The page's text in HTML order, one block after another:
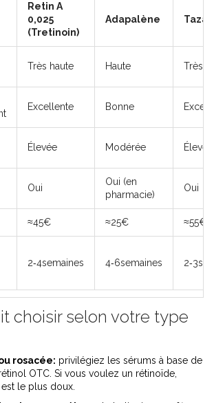
Retin A
0,025
(Tretinoin)
Adapalène
Très haute Haute Très
Excellente Bonne
Élevée Modérée Élevée
Oui
Oui (en
pharmacie)
Oui
≈45€ ≈25€ ≈55€
2‑4semaines 4‑6semaines
choisir selon votre type
rosacée: privilégiez les sérums à base de
OTC. Si vous voulez un rétinoïde,
est le plus doux.